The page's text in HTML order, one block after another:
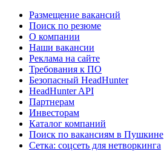
Размещение вакансий
Поиск по резюме
О компании
Наши вакансии
Реклама на сайте
Требования к ПО
Безопасный HeadHunter
HeadHunter API
Партнерам
Инвесторам
Каталог компаний
Поиск по вакансиям в Пушкине
Сетка: соцсеть для нетворкинга